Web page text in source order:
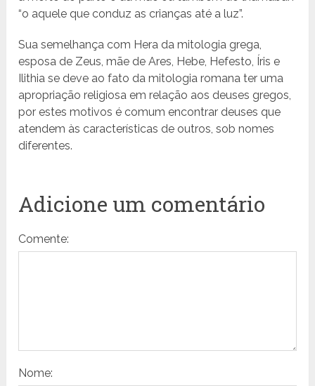
“o aquele que conduz as crianças até a luz”.
Sua semelhança com Hera da mitologia grega,
esposa de Zeus, mãe de Ares, Hebe, Hefesto, Íris e
Ilithia se deve ao fato da mitologia romana ter uma
apropriação religiosa em relação aos deuses gregos,
por estes motivos é comum encontrar deuses que
atendem às características de outros, sob nomes
diferentes.
Adicione um comentário
Comente:
Nome: